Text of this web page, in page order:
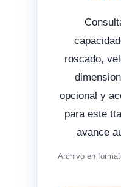
roscado,
opcional y
para este
avance
Archivo en